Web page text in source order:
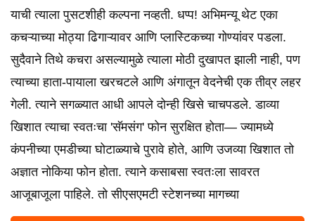
याची त्याला पुसटशीही कल्पना नव्हती. धप्प! अभिमन्यू थेट एका
कचऱ्याच्या मोठ्या ढिगाऱ्यावर आणि प्लास्टिकच्या गोण्यांवर पडला.
सुदैवाने तिथे कचरा असल्यामुळे त्याला मोठी दुखापत झाली नाही, पण
त्याच्या हाता-पायाला खरचटले आणि अंगातून वेदनेची एक तीव्र लहर
गेली. त्याने सगळ्यात आधी आपले दोन्ही खिसे चाचपडले. डाव्या
खिशात त्याचा स्वतःचा 'सॅमसंग' फोन सुरक्षित होता— ज्यामध्ये
कंपनीच्या एमडीच्या घोटाळ्याचे पुरावे होते, आणि उजव्या खिशात तो
अज्ञात नोकिया फोन होता. त्याने कसाबसा स्वतःला सावरत
आजूबाजूला पाहिले. तो सीएसएमटी स्टेशनच्या मागच्या